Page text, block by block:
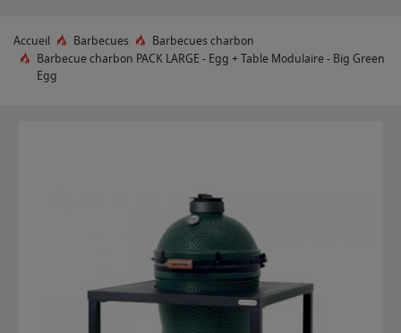
Accueil Barbecues
Barbecues charbon
Barbecue charbon PACK LARGE - Egg + Table Modulaire - Big Green
Egg